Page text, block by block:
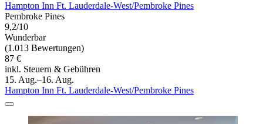
Hampton Inn Ft. Lauderdale-West/Pembroke Pines
Pembroke Pines
9,2/10
Wunderbar
(1.013 Bewertungen)
87 €
inkl. Steuern & Gebühren
15. Aug.–16. Aug.
Hampton Inn Ft. Lauderdale-West/Pembroke Pines